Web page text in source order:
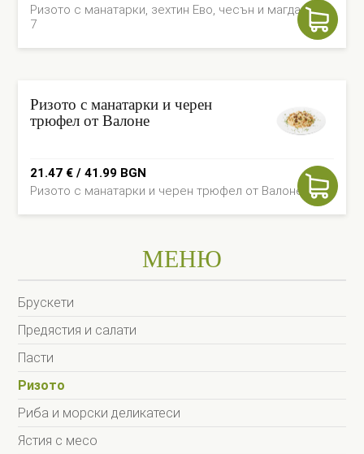
Ризото с манатарки, зехтин Ево, чесън и магданоз -
7
Ризото с манатарки и черен
трюфел от Валоне
21.47 € / 41.99 BGN
Ризото с манатарки и черен трюфел от Валоне - 7
МЕНЮ
Брускети
Предястия и салати
Пасти
Ризото
Риба и морски деликатеси
Ястия с месо